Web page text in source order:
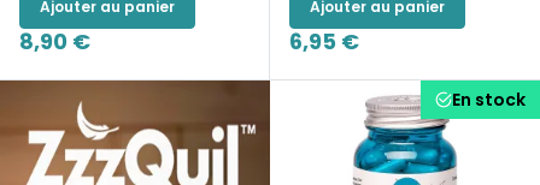
Ajouter au panier
8,90 €
Ajouter au panier
6,95 €
En stock